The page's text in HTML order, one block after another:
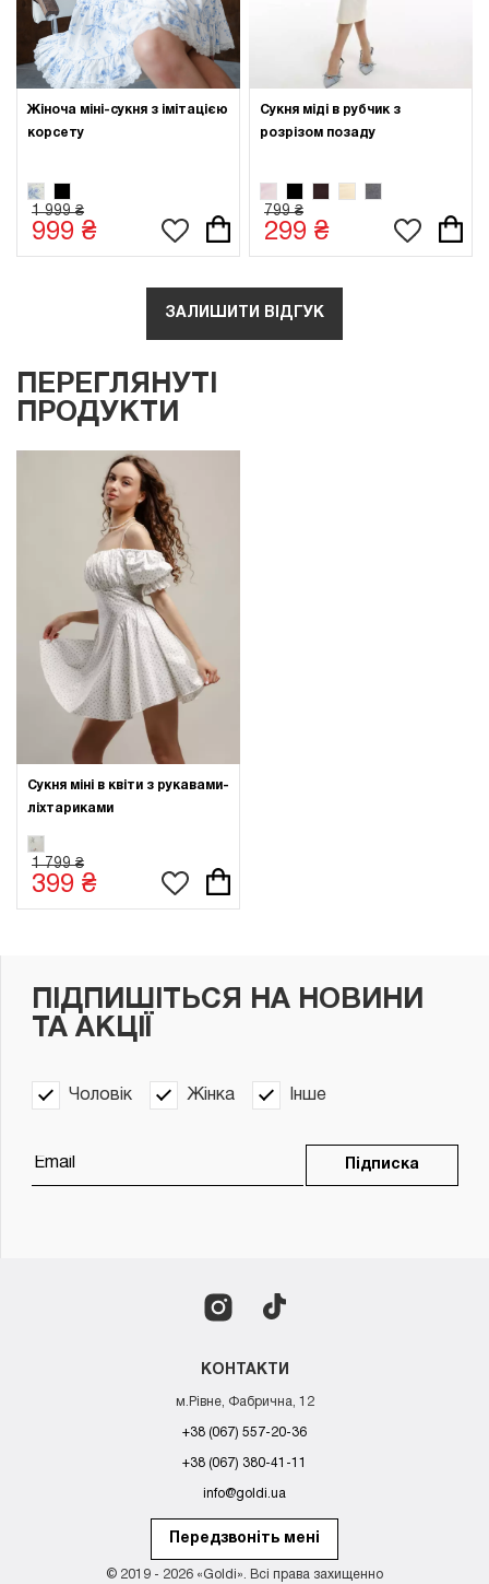
Жіноча міні-сукня з імітацією
корсету
1 999 ₴
999 ₴
Сукня міді в рубчик з
розрізом позаду
799 ₴
299 ₴
ЗАЛИШИТИ ВІДГУК
ПЕРЕГЛЯНУТІ
ПРОДУКТИ
Сукня міні в квіти з рукавами-
ліхтариками
1 799 ₴
399 ₴
КОНТАКТИ
м.Рівне, Фабрична, 12
+38 (067) 557-20-36
+38 (067) 380-41-11
info@goldi.ua
Передзвоніть мені
© 2019 - 2026 «Goldi». Всі права захищенно
ПІДПИШІТЬСЯ НА НОВИНИ
ТА АКЦІЇ
Чоловік Жінка Інше
Підписка